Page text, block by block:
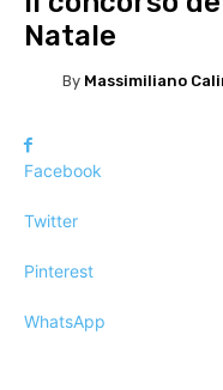
Natale
By Massimiliano
Facebook
Twitter
Pinterest
WhatsApp